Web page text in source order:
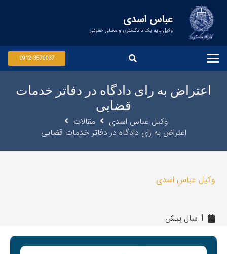
عباس اسدی
وکیل پایه یک دادگستری و مشاور حقوقی
0912-3576037
اعتراض به رای دادگاه در دفاتر خدمات
قضایی
وکیل عباس اسدی
مقالات
اعتراض به رای دادگاه در دفاتر خدمات قضایی
وکیل عباس اسدی
1 سال پیش